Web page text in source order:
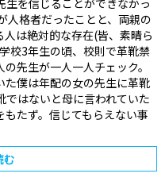
を信じることができなかっ
人格者だったことと、両親の
は絶対的な存在(皆、素晴ら
校3年生の頃、校則で革靴禁
先生が一人一人チェック。
僕は年配の女の先生に革靴
はないと母に言われていた
たず。信じてもらえない事
む